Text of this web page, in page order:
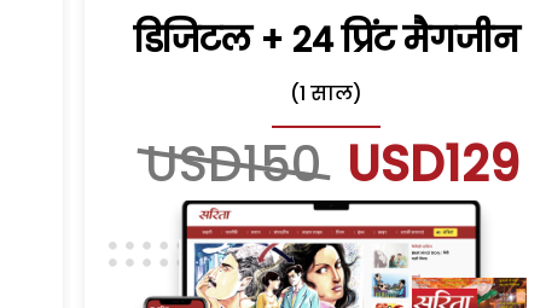
डिजिटल + 24 प्रिंट मैगजीन
(1 साल)
USD150 USD129